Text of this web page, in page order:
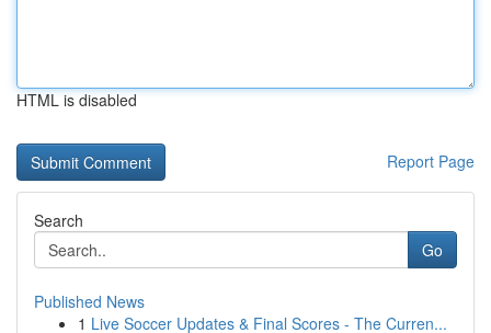
HTML is disabled
Report Page
Search
Go
Published News
1 Live Soccer Updates & Final Scores - The Curren...